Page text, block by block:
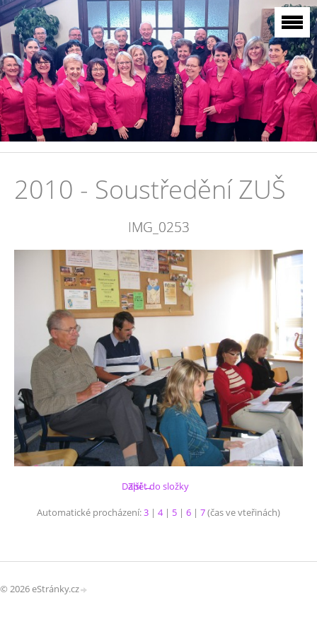
2010 - Soustředění ZUŠ
IMG_0253
Další →
Zpět do složky
Automatické procházení:3 | 4| 5 | 6 | 7(čas ve vteřinách)
© 2026 eStránky.cz